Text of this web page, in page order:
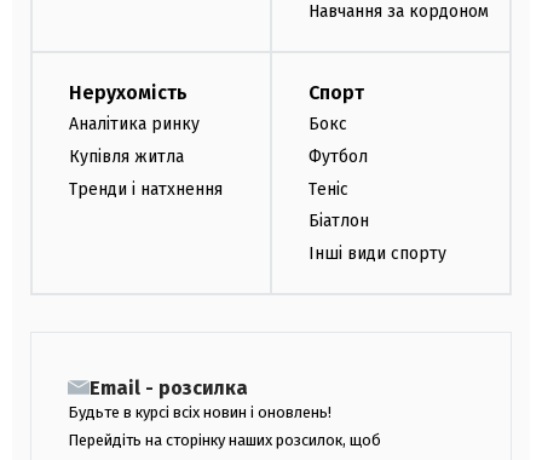
Навчання за кордоном
Нерухомість
Аналітика ринку
Купівля житла
Тренди і натхнення
Спорт
Бокс
Футбол
Теніс
Біатлон
Інші види спорту
Email - розсилка
Будьте в курсі всіх новин і оновлень!
Перейдіть на сторінку наших розсилок, щоб